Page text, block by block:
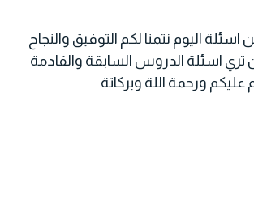
اسئلة اليوم نتمنا لكم التوفيق والنجاح
تري اسئلة الدروس السابقة والقادمة
ورحمة اللة وبركاتة